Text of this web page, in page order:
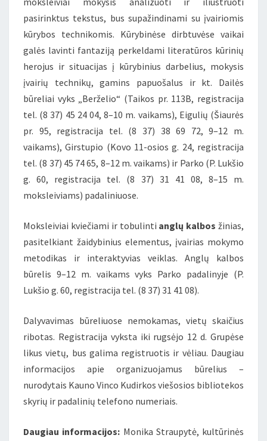
pasirinktus tekstus, bus supažindinami su įvairiomis
kūrybos technikomis. Kūrybinėse dirbtuvėse vaikai
galės lavinti fantaziją perkeldami literatūros kūrinių
herojus ir situacijas į kūrybinius darbelius, mokysis
įvairių technikų, gamins papuošalus ir kt. Dailės
būreliai vyks „Berželio“ (Taikos pr. 113B, registracija
tel. (8 37) 45 24 04, 8–10 m. vaikams), Eigulių (Šiaurės
pr. 95, registracija tel. (8 37) 38 69 72, 9–12 m.
vaikams), Girstupio (Kovo 11-osios g. 24, registracija
tel. (8 37) 45 74 65, 8–12 m. vaikams) ir Parko (P. Lukšio
g. 60, registracija tel. (8 37) 31 41 08, 8–15 m.
moksleiviams) padaliniuose.
Moksleiviai kviečiami ir tobulinti anglų kalbos žinias,
pasitelkiant žaidybinius elementus, įvairias mokymo
metodikas ir interaktyvias veiklas. Anglų kalbos
būrelis 9–12 m. vaikams vyks Parko padalinyje (P.
Lukšio g. 60, registracija tel. (8 37) 31 41 08).
Dalyvavimas būreliuose nemokamas, vietų skaičius
ribotas. Registracija vyksta iki rugsėjo 12 d. Grupėse
likus vietų, bus galima registruotis ir vėliau. Daugiau
informacijos apie organizuojamus būrelius –
nurodytais Kauno Vinco Kudirkos viešosios bibliotekos
skyrių ir padalinių telefono numeriais.
Daugiau informacijos: Monika Straupytė, kultūrinės